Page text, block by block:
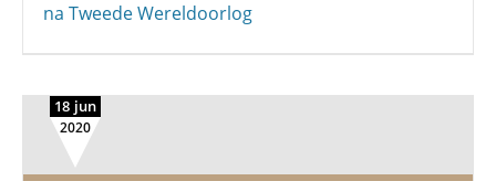
na Tweede Wereldoorlog
18 jun
2020